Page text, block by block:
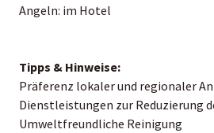
Angeln: im Hotel
Tipps & Hinweise:
Präferenz lokaler und regionaler
Dienstleistungen zur Reduzierung
Umweltfreundliche Reinigung